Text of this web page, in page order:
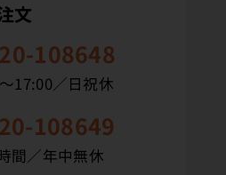
文
108648
17:00／日祝休
108649
間／年中無休